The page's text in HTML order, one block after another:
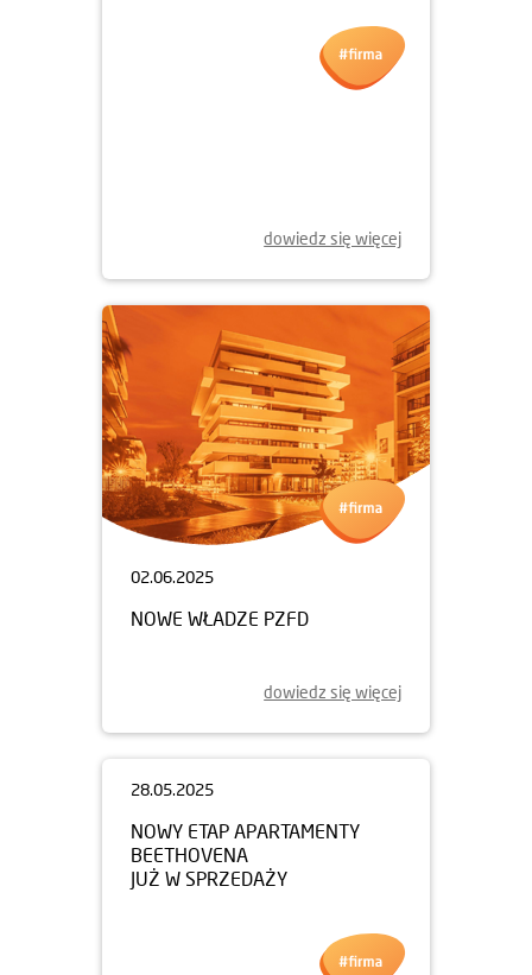
dowiedz się więcej
02.06.2025
NOWE WŁADZE PZFD
dowiedz się więcej
28.05.2025
NOWY ETAP APARTAMENTY
BEETHOVENA
JUŻ W SPRZEDAŻY